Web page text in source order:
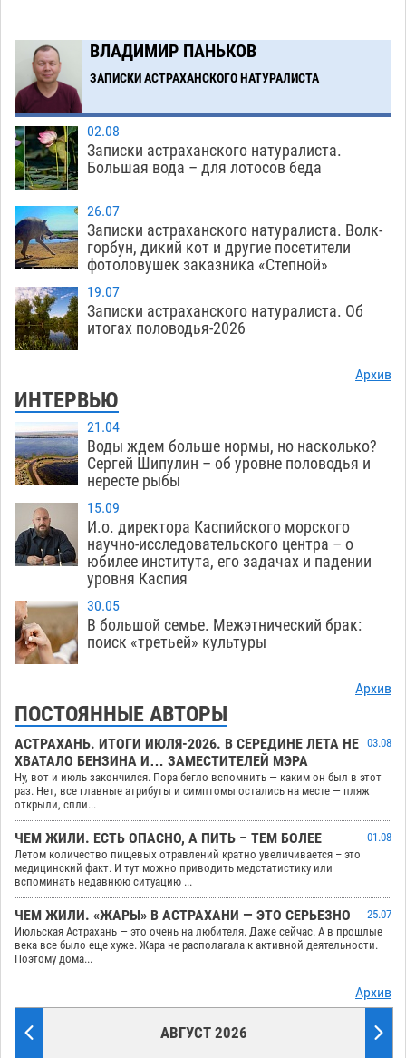
Загрузить еще
ВЛАДИМИР ПАНЬКОВ
ЗАПИСКИ АСТРАХАНСКОГО НАТУРАЛИСТА
02.08
Записки астраханского натуралиста.
Большая вода – для лотосов беда
26.07
Записки астраханского натуралиста. Волк-
горбун, дикий кот и другие посетители
фотоловушек заказника «Степной»
19.07
Записки астраханского натуралиста. Об
итогах половодья-2026
Архив
ИНТЕРВЬЮ
21.04
Воды ждем больше нормы, но насколько?
Сергей Шипулин – об уровне половодья и
нересте рыбы
15.09
И.о. директора Каспийского морского
научно-исследовательского центра – о
юбилее института, его задачах и падении
уровня Каспия
30.05
В большой семье. Межэтнический брак:
поиск «третьей» культуры
Архив
ПОСТОЯННЫЕ АВТОРЫ
АСТРАХАНЬ. ИТОГИ ИЮЛЯ-2026. В СЕРЕДИНЕ ЛЕТА НЕ
ХВАТАЛО БЕНЗИНА И… ЗАМЕСТИТЕЛЕЙ МЭРА
03.08
Ну, вот и июль закончился. Пора бегло вспомнить — каким он был в этот
раз. Нет, все главные атрибуты и симптомы остались на месте — пляж
открыли, спли...
ЧЕМ ЖИЛИ. ЕСТЬ ОПАСНО, А ПИТЬ – ТЕМ БОЛЕЕ
01.08
Летом количество пищевых отравлений кратно увеличивается – это
медицинский факт. И тут можно приводить медстатистику или
вспоминать недавнюю ситуацию ...
ЧЕМ ЖИЛИ. «ЖАРЫ» В АСТРАХАНИ — ЭТО СЕРЬЕЗНО
25.07
Июльская Астрахань — это очень на любителя. Даже сейчас. А в прошлые
века все было еще хуже. Жара не располагала к активной деятельности.
Поэтому дома...
Архив
АВГУСТ 2026